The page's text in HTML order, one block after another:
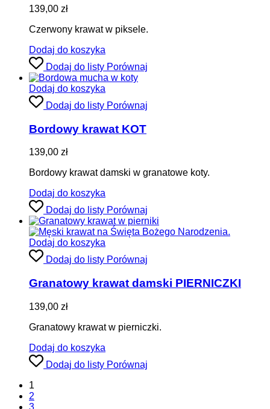
139,00 zł
Czerwony krawat w piksele.
Dodaj do koszyka
Dodaj do listy Porównaj
Dodaj do koszyka
Dodaj do listy Porównaj
Bordowy krawat KOT
139,00 zł
Bordowy krawat damski w granatowe koty.
Dodaj do koszyka
Dodaj do listy Porównaj
Dodaj do koszyka
Dodaj do listy Porównaj
Granatowy krawat damski PIERNICZKI
139,00 zł
Granatowy krawat w pierniczki.
Dodaj do koszyka
Dodaj do listy Porównaj
1
2
3